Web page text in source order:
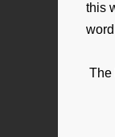
this
The